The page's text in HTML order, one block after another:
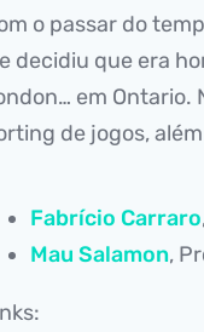
o passar do
decidiu que era
em Ontario.
de jogos,
Fabrício Carraro
Mau Salamon,